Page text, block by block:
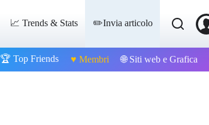
📈 Trends & Stats ✏️Invia articolo
🏆 Top Friends ♥️ Membri 🌐 Siti web e Grafica